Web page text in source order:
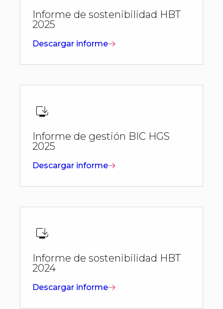
Informe de sostenibilidad HBT
2025
Descargar informe
Informe de gestión BIC HGS
2025
Descargar informe
Informe de sostenibilidad HBT
2024
Descargar informe